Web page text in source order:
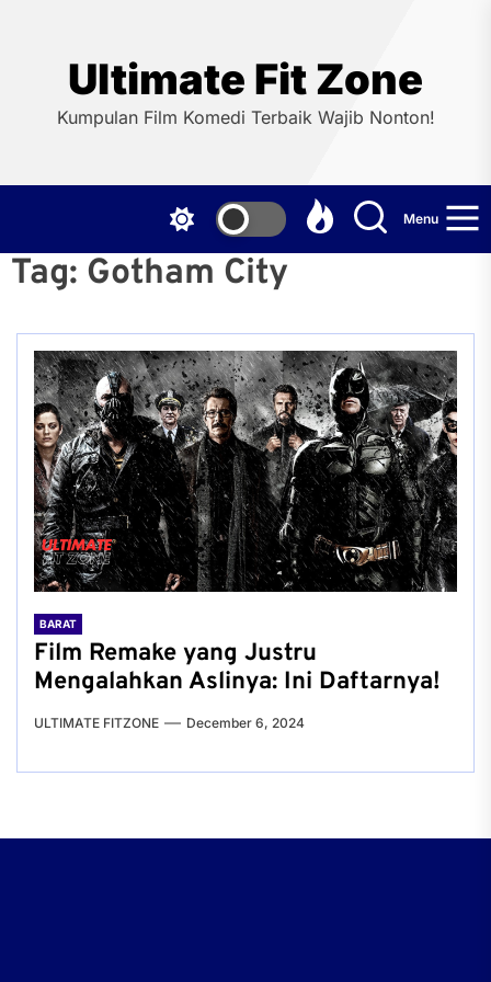
Ultimate Fit Zone
Kumpulan Film Komedi Terbaik Wajib Nonton!
Menu
Tag: Gotham City
BARAT
Film Remake yang Justru
Mengalahkan Aslinya: Ini Daftarnya!
ULTIMATE FITZONE December 6, 2024